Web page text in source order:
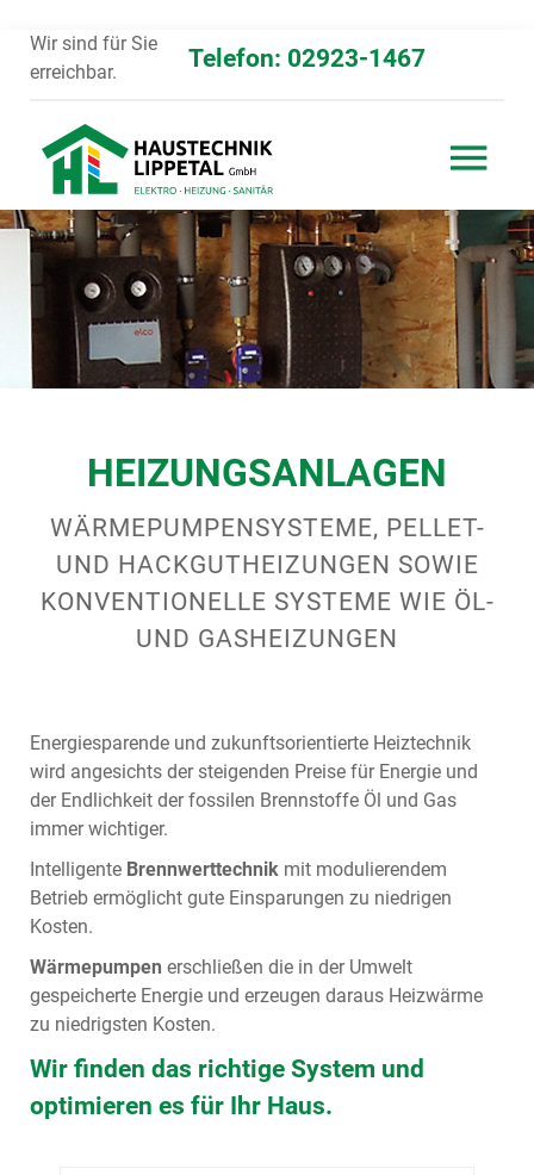
Wir sind für Sie
erreichbar.
Telefon: 02923-1467
HEIZUNGSANLAGEN
WÄRMEPUMPENSYSTEME, PELLET-
UND HACKGUTHEIZUNGEN SOWIE
KONVENTIONELLE SYSTEME WIE ÖL-
UND GASHEIZUNGEN
Energiesparende und zukunftsorientierte Heiztechnik
wird angesichts der steigenden Preise für Energie und
der Endlichkeit der fossilen Brennstoffe Öl und Gas
immer wichtiger.
Intelligente Brennwerttechnik mit modulierendem
Betrieb ermöglicht gute Einsparungen zu niedrigen
Kosten.
Wärmepumpen erschließen die in der Umwelt
gespeicherte Energie und erzeugen daraus Heizwärme
zu niedrigsten Kosten.
Wir finden das richtige System und
optimieren es für Ihr Haus.